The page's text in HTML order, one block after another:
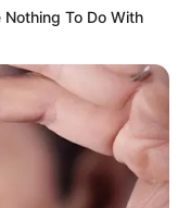
To Do With